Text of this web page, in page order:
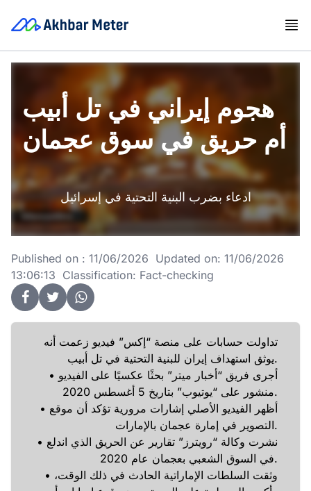
هجوم إيراني في تل أبيب
أم حريق في سوق عجمان
ادعاء بضرب البنية التحتية في إسرائيل
Published on : 11/06/2026 Updated on: 11/06/2026
13:06:13 Classification: Fact-checking
تداولت حسابات على منصة “إكس” فيديو زعمت أنه
يوثق استهداف إيران للبنية التحتية في تل أبيب.
• أجرى فريق “أخبار ميتر” بحثًا عكسيًا على الفيديو
منشور على “يوتيوب” بتاريخ 5 أغسطس 2020.
• أظهر الفيديو الأصلي إشارات مرورية تؤكد أن موقع
التصوير في إمارة عجمان بالإمارات.
• نشرت وكالة “رويترز” تقارير عن الحريق الذي اندلع
في السوق الشعبي بعجمان عام 2020.
• وثقت السلطات الإماراتية الحادث في ذلك الوقت،